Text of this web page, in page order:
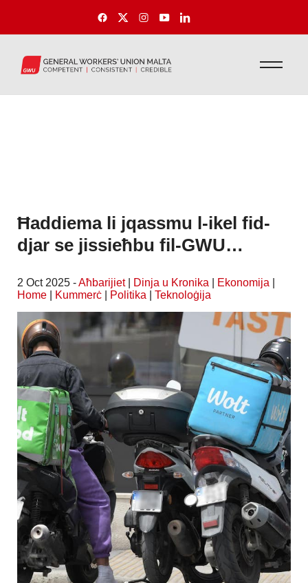
Ħaddiema li jqassmu l-ikel fid-
djar se jissieħbu fil-GWU…
2 Oct 2025 -Aħbarijiet| Dinja u Kronika Ekonomija
Home
Kummerċ Politika Teknoloġija